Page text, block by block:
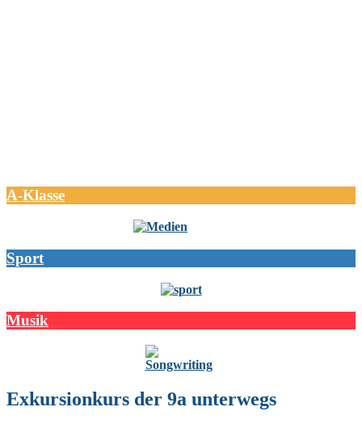
A-Klasse
Sport
Musik
Exkursionkurs der 9a unterwegs